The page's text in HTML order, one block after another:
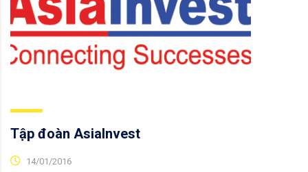
Tập đoàn AsiaInvest
14/01/2016